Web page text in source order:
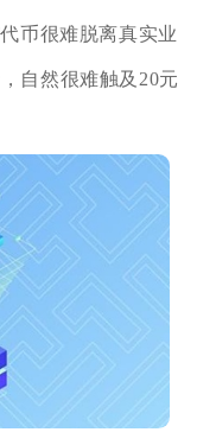
币很难脱离真实业
自然很难触及20元